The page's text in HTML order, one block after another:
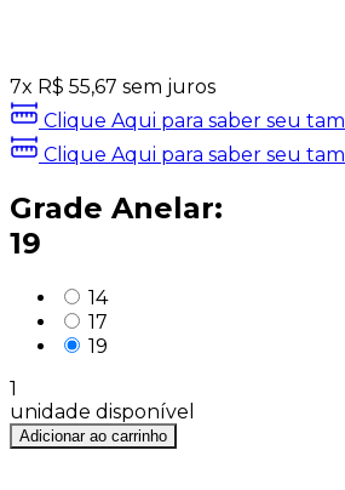
7x R$ 55,67 sem juros
Clique Aqui para saber seu
Clique Aqui para saber seu
Grade Anelar:
19
14
17
19
1
unidade disponível
Adicionar ao carrinho